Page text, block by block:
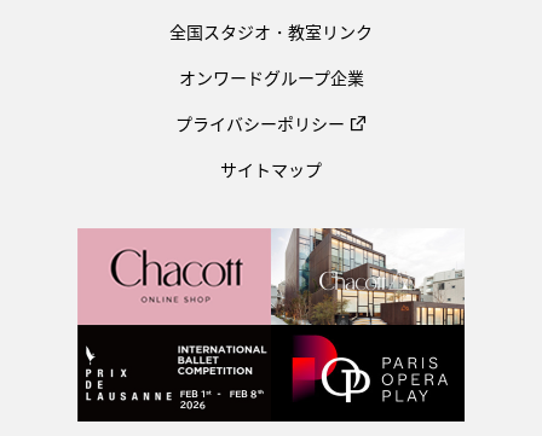
全国スタジオ・教室リンク
オンワードグループ企業
プライバシーポリシー
サイトマップ